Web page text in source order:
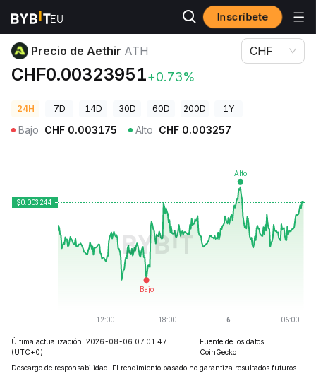
Inscríbete
Precios de Criptomonedas Precio de Aethir ATH
Precio de Aethir ATH
CHF0.00323951+0.73%
CHF
24H 7D 14D 30D 60D 200D 1Y
Bajo CHF 0.003175 Alto CHF 0.003257
Última actualización: 2026-08-06 07:01:47
(UTC+0)
Fuente de los datos:
CoinGecko
Descargo de responsabilidad: El rendimiento pasado no garantiza resultados futuros.